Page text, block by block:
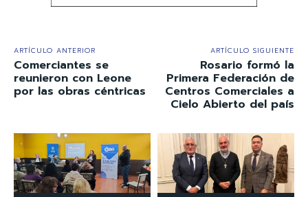
ARTÍCULO ANTERIOR
Comerciantes se
reunieron con Leone
por las obras céntricas
ARTÍCULO SIGUIENTE
Rosario formó la
Primera Federación de
Centros Comerciales a
Cielo Abierto del país